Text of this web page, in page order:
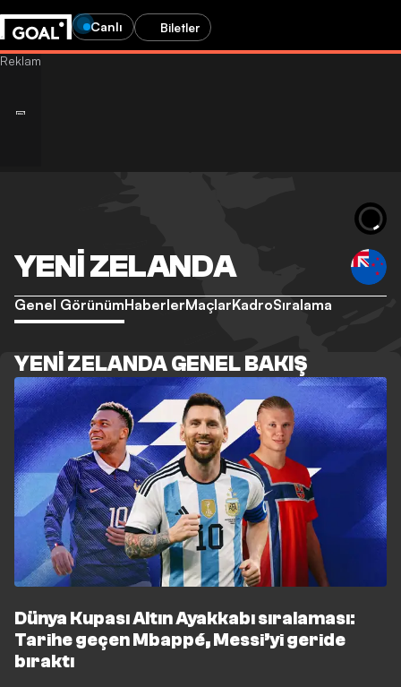
Canlı Biletler
YENI ZELANDA
Genel GörünümHaberlerMaçlarKadroSıralama
YENI ZELANDA GENEL BAKIŞ
Dünya Kupası Altın Ayakkabı sıralaması:
Tarihe geçen Mbappé, Messi’yi geride
bıraktı